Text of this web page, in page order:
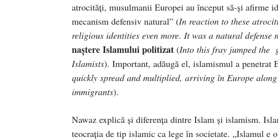
atrocităţi, musulmanii Europei au început să-şi afirme
mecanism defensiv natural” (In reaction to these
religious identities even more. It was a natural defense
naştereIslamului politizat (Into this fray jumped the
Islamists). Important, adăugă el, islamismul a
quickly spread and multiplied, arriving în Europe
immigrants).
Nawaz explică şi diferenţa dintre Islam şi islamism.
teocraţia de tip islamic ca lege în societate. „Islamul